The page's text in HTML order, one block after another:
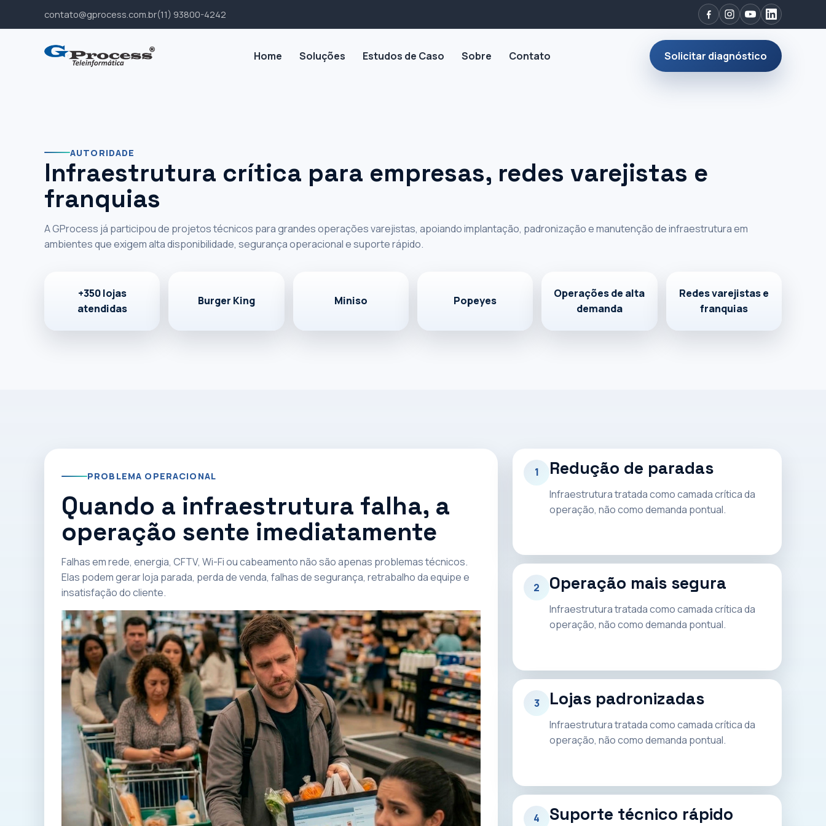
contato@gprocess.com.br(11) 93800-4242
Home Soluções Estudos de Caso Sobre Contato Solicitar diagnóstico
Experiência em
infraestrutura para
grandes operações
varejistas
Participamos de projetos técnicos para Burger King, Miniso e Popeyes, com atuação em
‹ || ›
AUTORIDADE
Infraestrutura crítica para empresas, redes varejistas e
franquias
A GProcess já participou de projetos técnicos para grandes operações varejistas, apoiando implantação, padronização e manutenção de infraestrutura em
ambientes que exigem alta disponibilidade, segurança operacional e suporte rápido.
+350 lojas
atendidas
Burger King Miniso Popeyes
Operações de alta
demanda
Redes varejistas e
franquias
PROBLEMA OPERACIONAL
Quando a infraestrutura falha, a
operação sente imediatamente
Falhas em rede, energia, CFTV, Wi-Fi ou cabeamento não são apenas problemas técnicos.
Elas podem gerar loja parada, perda de venda, falhas de segurança, retrabalho da equipe e
insatisfação do cliente.
1 Redução de paradas
Infraestrutura tratada como camada crítica da
operação, não como demanda pontual.
2 Operação mais segura
Infraestrutura tratada como camada crítica da
operação, não como demanda pontual.
3 Lojas padronizadas
Infraestrutura tratada como camada crítica da
operação, não como demanda pontual.
4 Suporte técnico rápido